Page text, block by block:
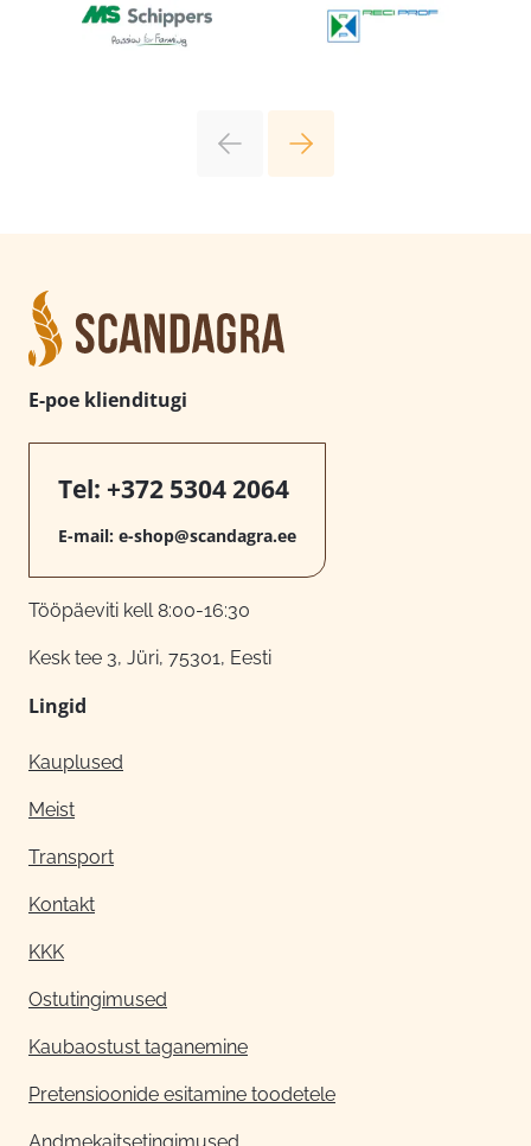
E-poe klienditugi
Tel: +372 5304 2064
E-mail: e-shop@scandagra.ee
Tööpäeviti kell 8:00-16:30
Kesk tee 3, Jüri, 75301, Eesti
Lingid
Kauplused
Meist
Transport
Kontakt
KKK
Ostutingimused
Kaubaostust taganemine
Pretensioonide esitamine toodetele